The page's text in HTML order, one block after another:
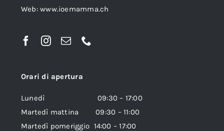
Web:www.ioemamma.ch
Orari di apertura
Lunedì 09:30 – 17:00
Martedì mattina 09:30 – 11:00
Martedì pomeriggio 14:00 – 17:00